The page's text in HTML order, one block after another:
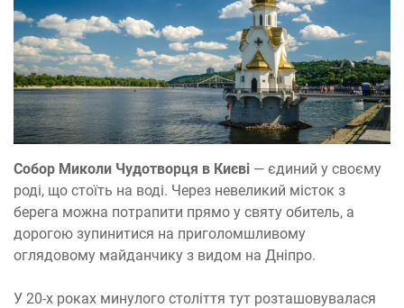
Собор Миколи Чудотворця в Києві — єдиний у своєму
роді, що стоїть на воді. Через невеликий місток з
берега можна потрапити прямо у святу обитель, а
дорогою зупинитися на приголомшливому
оглядовому майданчику з видом на Дніпро.
У 20-х роках минулого століття тут розташовувалася